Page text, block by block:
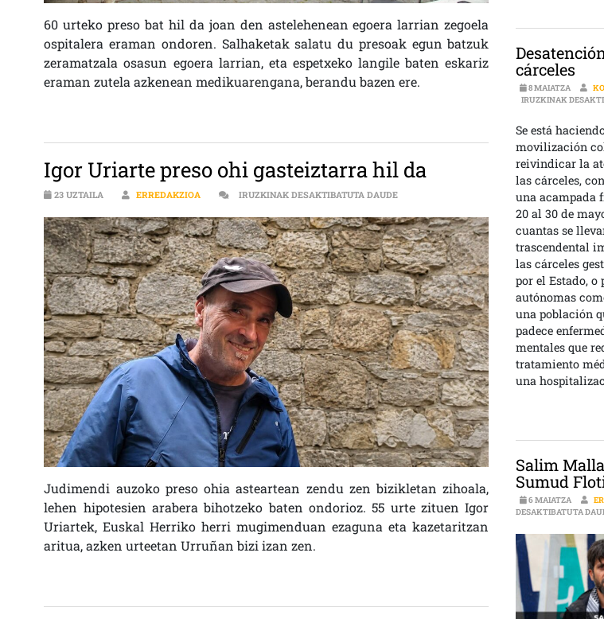
60 urteko preso bat hil da joan den astelehenean egoera larrian zegoela
ospitalera eraman ondoren. Salhaketak salatu du presoak egun batzuk
zeramatzala osasun egoera larrian, eta espetxeko langile baten eskariz
eraman zutela azkenean medikuarengana, berandu bazen ere.
Igor Uriarte preso ohi gasteiztarra hil da
23 UZTAILA ERREDAKZIOA IRUZKINAK DESAKTIBATUTA DAUDEIGOR URIARTE PRESO OHI GASTEIZTARRA HIL
Judimendi auzoko preso ohia asteartean zendu zen bizikletan zihoala,
lehen hipotesien arabera bihotzeko baten ondorioz. 55 urte zituen Igor
Uriartek, Euskal Herriko herri mugimenduan ezaguna eta kazetaritzan
aritua, azken urteetan Urruñan bizi izan zen.
cárceles
8 MAIATZA
IRUZKINAK
Se está
movilización
reivindicar la
las cárceles,
una acampada
20 al 30 de
cuantas se
trascendental
las cárceles
por el Estado,
autónomas
una población
padece
mentales que
tratamiento
una
Salim
Sumud
6 MAIATZA
DESAKTIBATUTA